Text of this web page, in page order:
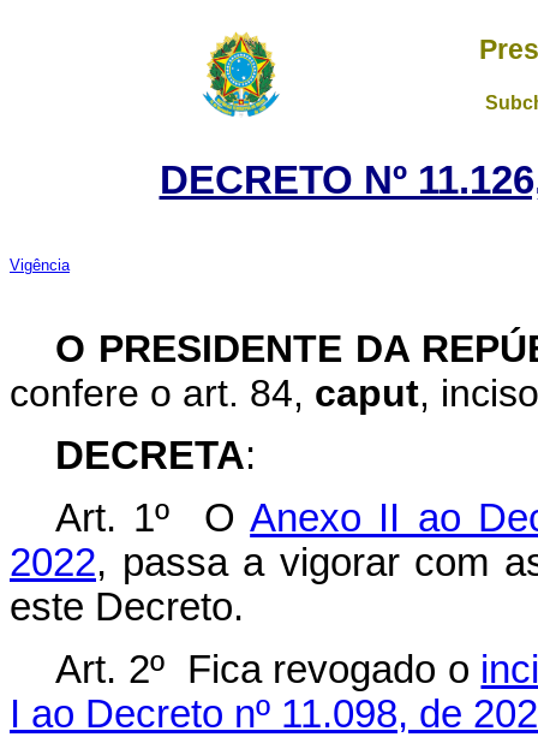
DECRETO Nº
Vigência
O PRESIDENTE DA
confere o art. 84, caput,
DECRETA:
Art. 1º OAnexo II ao
2022, passa a vigorar com
este Decreto.
Art. 2º Fica revogado o
I ao Decreto nº 11.098, de